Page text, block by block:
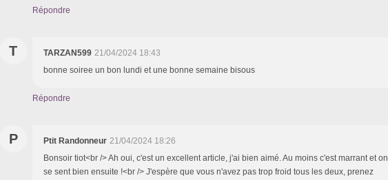
Répondre
T TARZAN599 21/04/2024 18:43
bonne soiree un bon lundi et une bonne semaine bisous
Répondre
P Ptit Randonneur 21/04/2024 18:26
Bonsoir tiot<br /> Ah oui, c'est un excellent article, j'ai bien aimé. Au moins c'est marrant et on
se sent bien ensuite !<br /> J'espère que vous n'avez pas trop froid tous les deux, prenez